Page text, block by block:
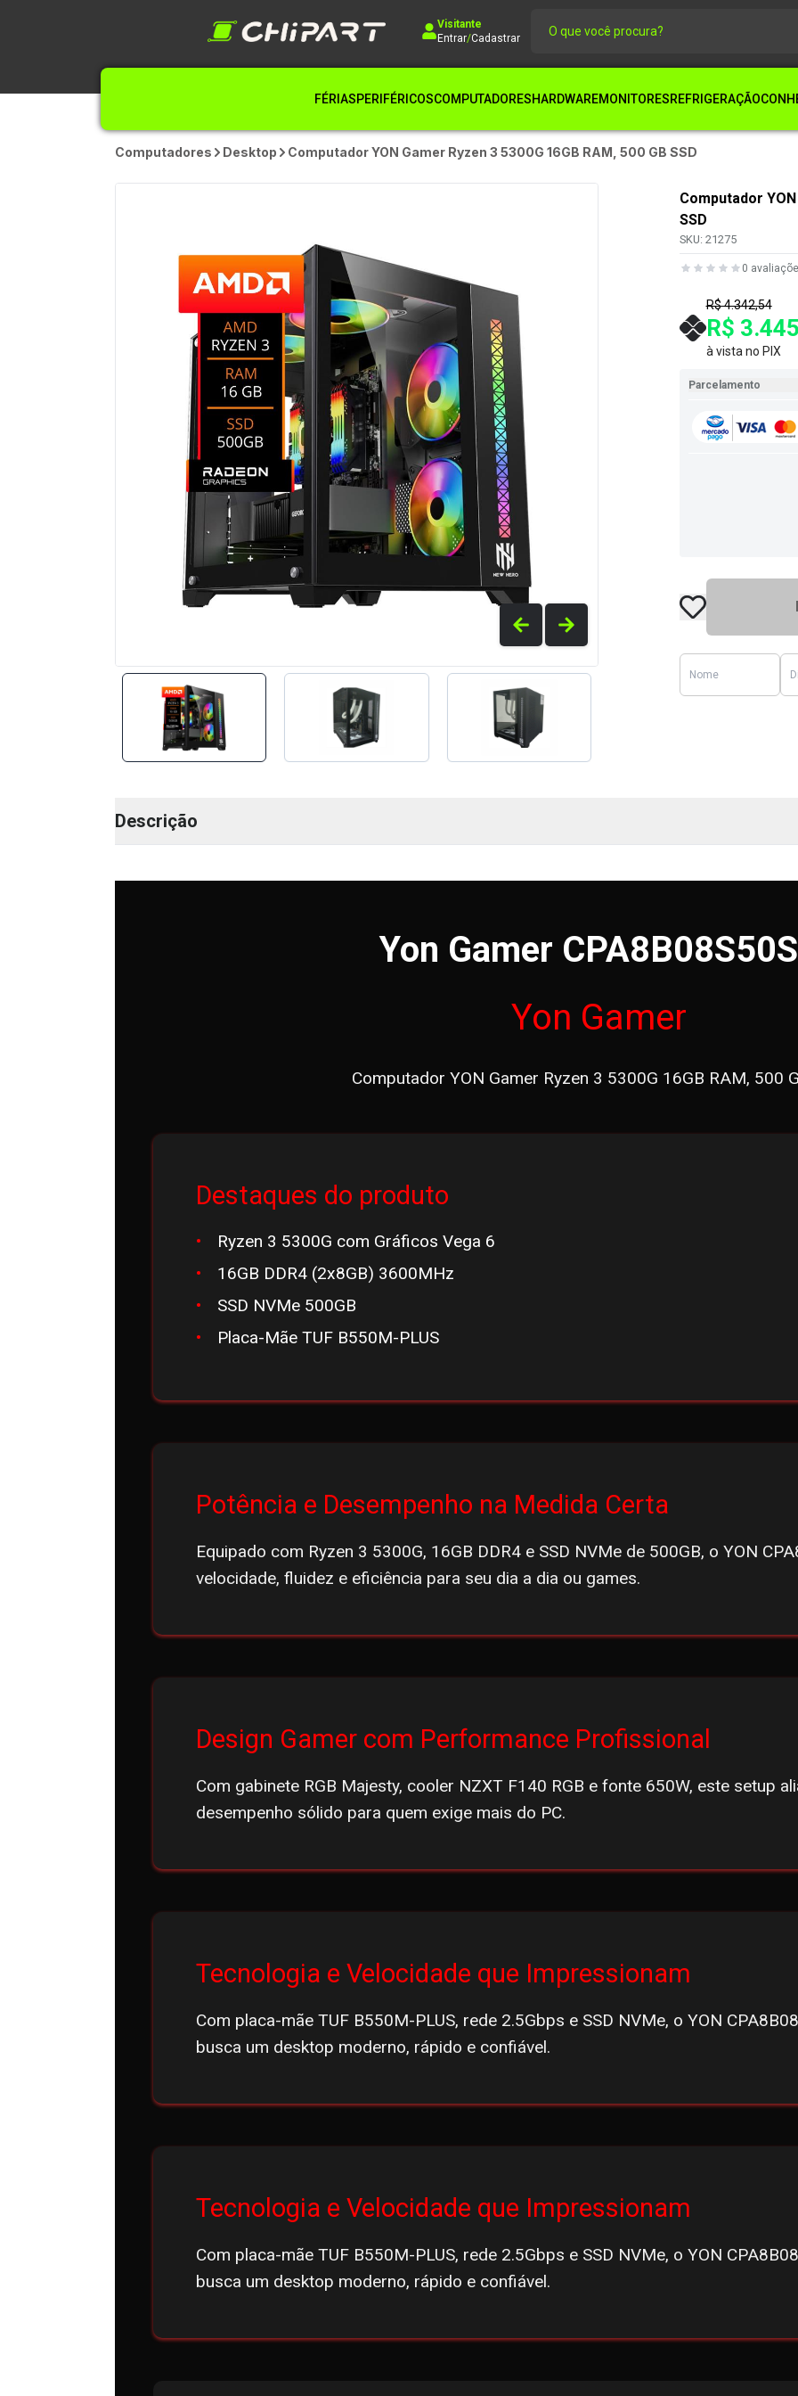
Visitante
Entrar/Cadastrar
FÉRIASPERIFÉRICOSCOMPUTADORESHARDWAREMONITORESREFRIGERAÇÃO
Computadores Desktop Computador YON Gamer Ryzen 3 5300G 16GB RAM, 500 GB SSD
Computador YON
SSD
SKU: 21275
0
R$ 4.342,54
R$
à vista no PIX
Parcelamento
Descrição
Yon Gamer
Yon Gamer
Computador YON Gamer Ryzen 3 5300G 16GB RAM, 500
Destaques do produto
Ryzen 3 5300G com Gráficos Vega 6
16GB DDR4 (2x8GB) 3600MHz
SSD NVMe 500GB
Placa-Mãe TUF B550M-PLUS
Potência e Desempenho na Medida Certa
Equipado com Ryzen 3 5300G, 16GB DDR4 e SSD NVMe de 500GB, o YON
velocidade, fluidez e eficiência para seu dia a dia ou games.
Design Gamer com Performance Profissional
Com gabinete RGB Majesty, cooler NZXT F140 RGB e fonte 650W, este setup
desempenho sólido para quem exige mais do PC.
Tecnologia e Velocidade que Impressionam
Com placa-mãe TUF B550M-PLUS, rede 2.5Gbps e SSD NVMe, o YON
busca um desktop moderno, rápido e confiável.
Tecnologia e Velocidade que Impressionam
Com placa-mãe TUF B550M-PLUS, rede 2.5Gbps e SSD NVMe, o YON
busca um desktop moderno, rápido e confiável.